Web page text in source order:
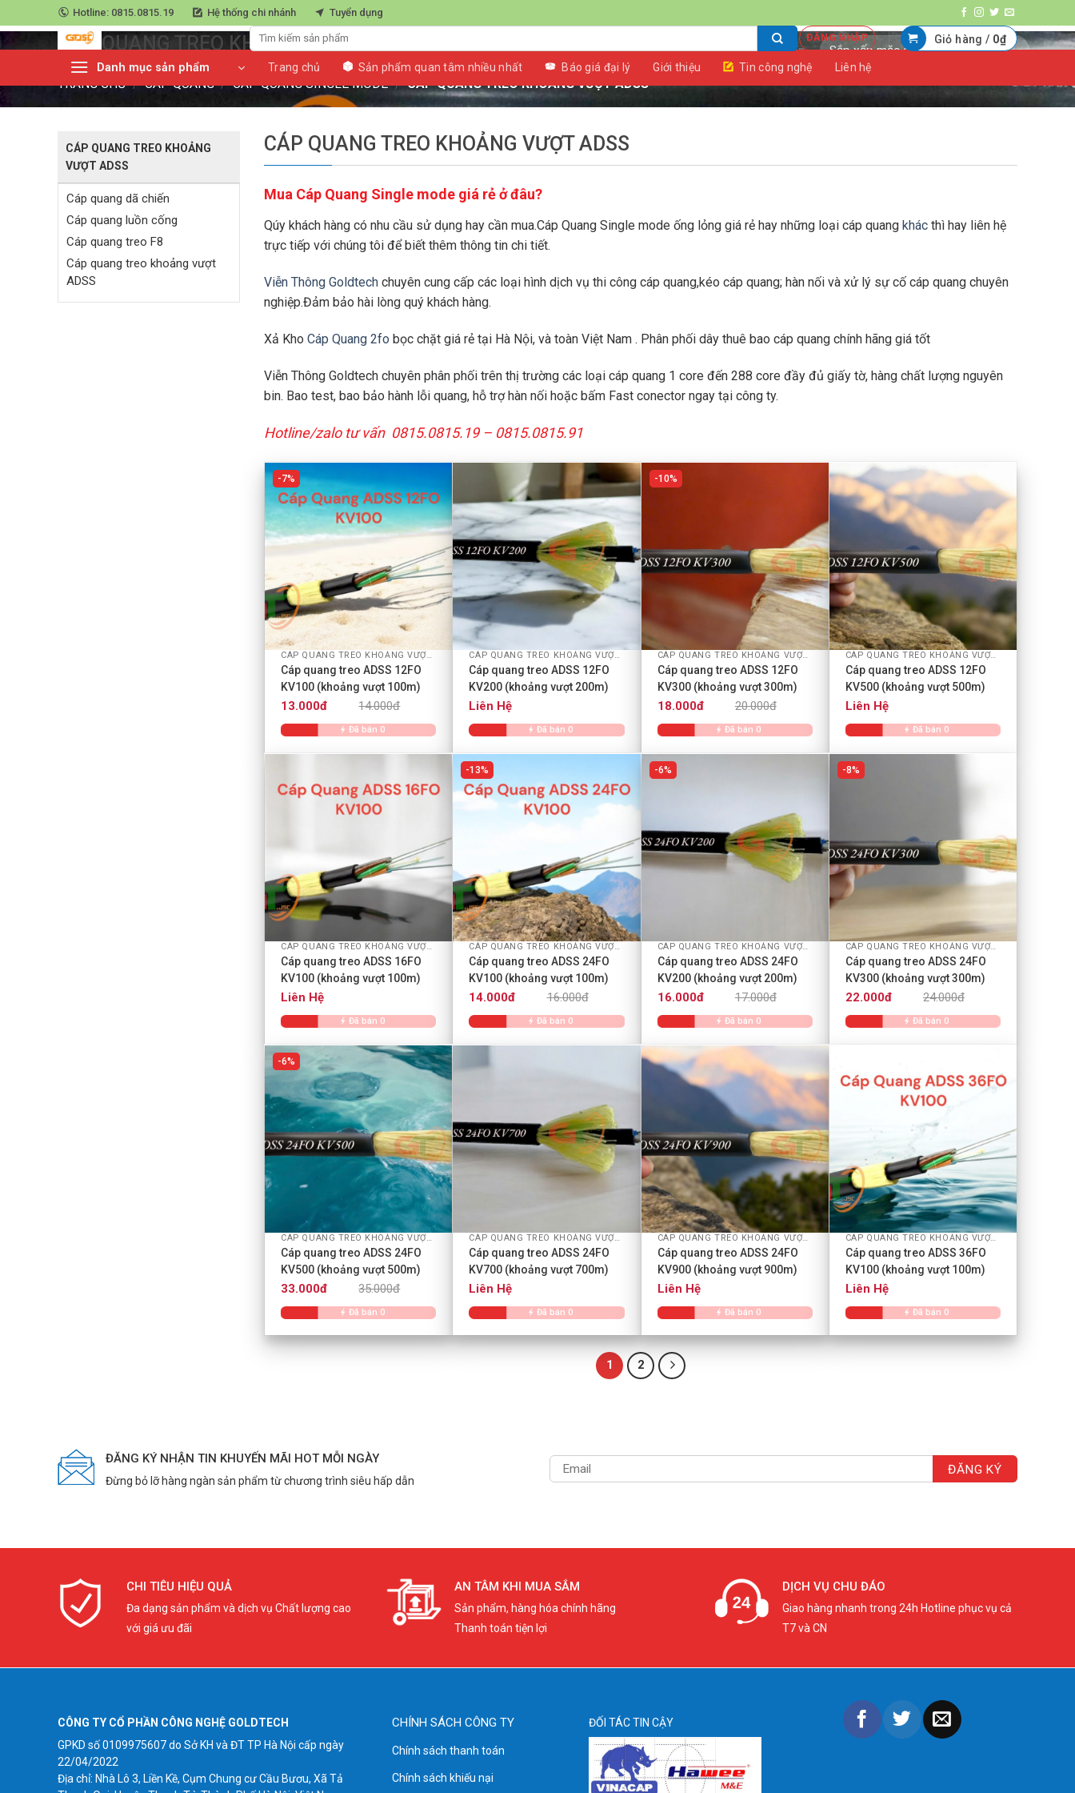
to
content
Hotline: 0815.0815.19 Hệ thống chi nhánh Tuyển dụng
ĐĂNG NHẬP Giỏ hàng / 0₫
Danh mục sản phẩm Trang chủ Sản phẩm quan tâm nhiều nhất Báo giá đại lý Giới thiệu Tin công nghệ Liên hệ
Trang chủ»Cáp quang»Cáp Quang Single mode»Cáp quang treo khoảng vượt ADSS
CÁP QUANG TREO KHOẢNG VƯỢT ADSS
TRANG CHỦ / CÁP QUANG / CÁP QUANG SINGLE MODE / CÁP QUANG TREO KHOẢNG VƯỢT ADSS
CÁP QUANG TREO KHOẢNG
VƯỢT ADSS
Cáp quang dã chiến
Cáp quang luồn cống
Cáp quang treo F8
Cáp quang treo khoảng vượt
ADSS
CÁP QUANG TREO KHOẢNG VƯỢT ADSS
Mua Cáp Quang Single mode giá rẻ ở đâu?
Qúy khách hàng có nhu cầu sử dụng hay cần mua.Cáp Quang Single mode ống lỏng giá rẻ hay những loại cáp quang khác thì hay liên hệ
trực tiếp với chúng tôi để biết thêm thông tin chi tiết.
Viễn Thông Goldtech chuyên cung cấp các loại hình dịch vụ thi công cáp quang,kéo cáp quang; hàn nối và xử lý sự cố cáp quang chuyên
nghiệp.Đảm bảo hài lòng quý khách hàng.
Xả KhoCáp Quang 2fo bọc chặt giá rẻ tại Hà Nội, và toàn Việt Nam . Phân phối dây thuê bao cáp quang chính hãng giá tốt
Viễn Thông Goldtech chuyên phân phối trên thị trường các loại cáp quang 1 core đến 288 core đầy đủ giấy tờ, hàng chất lượng nguyên
bin. Bao test, bao bảo hành lỗi quang, hỗ trợ hàn nối hoặc bấm Fast conector ngay tại công ty.
Hotline/zalo tư vấn 0815.0815.19 – 0815.0815.91
7%
CÁP QUANG TREO KHOẢNG VƯỢT ADSS
Cáp quang treo ADSS 12FO
KV100 (khoảng vượt 100m)
14.000đ
13.000đ
Đã bán 0
CÁP QUANG TREO KHOẢNG VƯỢT ADSS
Cáp quang treo ADSS 12FO
KV200 (khoảng vượt 200m)
Liên Hệ
Đã bán 0
10%
CÁP QUANG TREO KHOẢNG VƯỢT ADSS
Cáp quang treo ADSS 12FO
KV300 (khoảng vượt 300m)
20.000đ
18.000đ
Đã bán 0
+
CÁP QUANG TREO KHOẢNG VƯỢT ADSS
Cáp quang treo ADSS 12FO
KV500 (khoảng vượt 500m)
Liên Hệ
Đã bán 0
CÁP QUANG TREO KHOẢNG VƯỢT ADSS
Cáp quang treo ADSS 16FO
KV100 (khoảng vượt 100m)
Liên Hệ
Đã bán 0
+
13%
CÁP QUANG TREO KHOẢNG VƯỢT ADSS
Cáp quang treo ADSS 24FO
KV100 (khoảng vượt 100m)
16.000đ
14.000đ
Đã bán 0
6%
CÁP QUANG TREO KHOẢNG VƯỢT ADSS
Cáp quang treo ADSS 24FO
KV200 (khoảng vượt 200m)
17.000đ
16.000đ
Đã bán 0
8%
CÁP QUANG TREO KHOẢNG VƯỢT ADSS
Cáp quang treo ADSS 24FO
KV300 (khoảng vượt 300m)
24.000đ
22.000đ
Đã bán 0
6%
CÁP QUANG TREO KHOẢNG VƯỢT ADSS
Cáp quang treo ADSS 24FO
KV500 (khoảng vượt 500m)
35.000đ
33.000đ
Đã bán 0
CÁP QUANG TREO KHOẢNG VƯỢT ADSS
Cáp quang treo ADSS 24FO
KV700 (khoảng vượt 700m)
Liên Hệ
Đã bán 0
+
CÁP QUANG TREO KHOẢNG VƯỢT ADSS
Cáp quang treo ADSS 24FO
KV900 (khoảng vượt 900m)
Liên Hệ
Đã bán 0
CÁP QUANG TREO KHOẢNG VƯỢT ADSS
Cáp quang treo ADSS 36FO
KV100 (khoảng vượt 100m)
Liên Hệ
Đã bán 0
1 2
ĐĂNG KÝ NHẬN TIN KHUYẾN MÃI HOT MỖI NGÀY
Đừng bỏ lỡ hàng ngàn sản phẩm từ chương trình siêu hấp dẫn
CHI TIÊU HIỆU QUẢ
Đa dạng sản phẩm và dịch vụ Chất lượng cao
với giá ưu đãi
AN TÂM KHI MUA SẮM
Sản phẩm, hàng hóa chính hãng
Thanh toán tiện lợi
DỊCH VỤ CHU ĐÁO
Giao hàng nhanh trong 24h Hotline phục vụ cả
T7 và CN
CÔNG TY CỔ PHẦN CÔNG NGHỆ GOLDTECH
GPKD số 0109975607 do Sở KH và ĐT TP Hà Nội cấp ngày
22/04/2022
Địa chỉ: Nhà Lô 3, Liền Kề, Cụm Chung cư Cầu Bươu, Xã Tả
CHÍNH SÁCH CÔNG TY
Chính sách thanh toán
Chính sách khiếu nại
ĐỐI TÁC TIN CẬY